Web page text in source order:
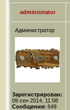
administrator
Администратор
Зарегистрирован:
09 сен 2014, 11:08
Сообщения: 649